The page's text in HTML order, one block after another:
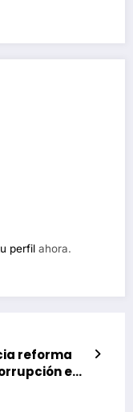
perfil ahora.
reforma
en